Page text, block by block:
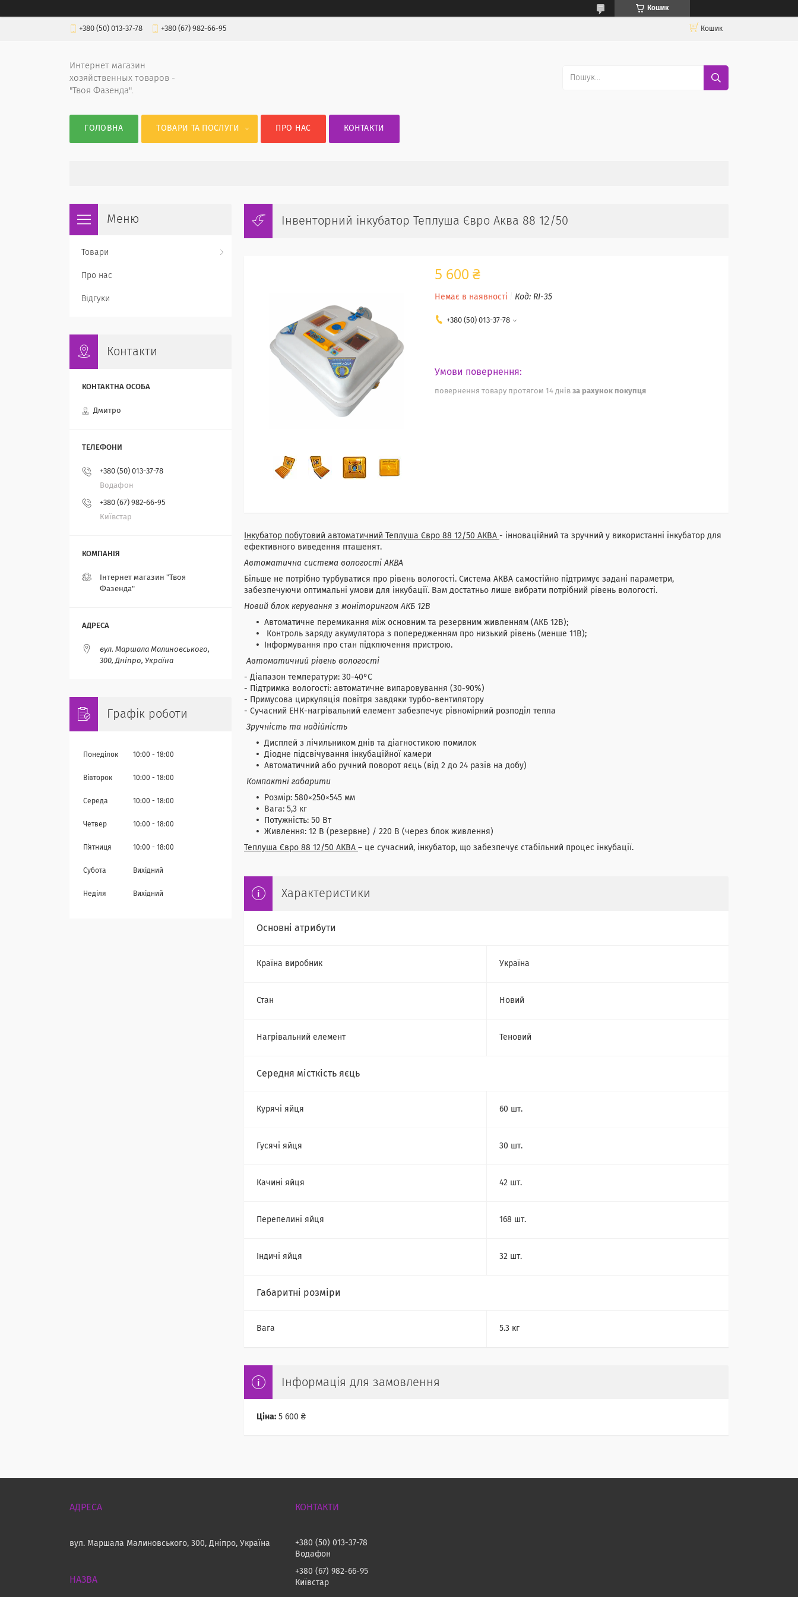
Кошик
+380 (50) 013-37-78 +380 (67) 982-66-95 Кошик
Интернет магазин
хозяйственных товаров -
"Твоя Фазенда".
ГОЛОВНА ТОВАРИ ТА ПОСЛУГИ ПРО НАС КОНТАКТИ
Інвенторний інкубатор Теплуша Євро Аква 88 12/50
5 600 ₴
Немає в наявності Код: RI-35
+380 (50) 013-37-78
повернення товару протягом 14 днів за рахунок покупця
Інкубатор побутовий автоматичний Теплуша Євро 88 12/50 АКВА - інноваційний та зручний у використанні інкубатор для
ефективного виведення пташенят.
Автоматична система вологості АКВА
Більше не потрібно турбуватися про рівень вологості. Система АКВА самостійно підтримує задані параметри,
забезпечуючи оптимальні умови для інкубації. Вам достатньо лише вибрати потрібний рівень вологості.
Новий блок керування з моніторингом АКБ 12В
Автоматичне перемикання між основним та резервним живленням (АКБ 12В);
Контроль заряду акумулятора з попередженням про низький рівень (менше 11В);
Інформування про стан підключення пристрою.
Автоматичний рівень вологості
- Діапазон температури: 30-40°C
- Підтримка вологості: автоматичне випаровування (30-90%)
- Примусова циркуляція повітря завдяки турбо-вентилятору
- Сучасний ЕНК-нагрівальний елемент забезпечує рівномірний розподіл тепла
Зручність та надійність
Дисплей з лічильником днів та діагностикою помилок
Діодне підсвічування інкубаційної камери
Автоматичний або ручний поворот яєць (від 2 до 24 разів на добу)
Компактні габарити
Розмір: 580×250×545 мм
Вага: 5,3 кг
Потужність: 50 Вт
Живлення: 12 В (резервне) / 220 В (через блок живлення)
Теплуша Євро 88 12/50 АКВА – це сучасний, інкубатор, що забезпечує стабільний процес інкубації.
Характеристики
Основні атрибути
Країна виробник Україна
Стан Новий
Нагрівальний елемент Теновий
Середня місткість яєць
Курячі яйця 60 шт.
Гусячі яйця 30 шт.
Качині яйця 42 шт.
Перепелині яйця 168 шт.
Індичі яйця 32 шт.
Габаритні розміри
Вага 5.3 кг
Інформація для замовлення
Ціна: 5 600 ₴
Товари
Про нас
Відгуки
Контакти
Дмитро
+380 (50) 013-37-78
Водафон
+380 (67) 982-66-95
Київстар
Інтернет магазин "Твоя
Фазенда"
вул. Маршала Малиновського,
300, Дніпро, Україна
Графік роботи
Понеділок 10:00 18:00
Вівторок 10:00 18:00
Середа 10:00 18:00
Четвер 10:00 18:00
Пʼятниця 10:00 18:00
Субота Вихідний
Неділя Вихідний
вул. Маршала Малиновського, 300, Дніпро, Україна
+380 (50) 013-37-78
Водафон
+380 (67) 982-66-95
Київстар